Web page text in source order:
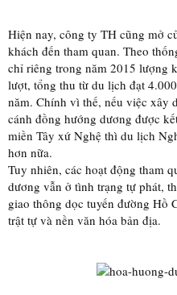
Hiện nay, công ty TH cũng mở
khách đến tham quan. Theo
chỉ riêng trong năm 2015 lượng
lượt, tổng thu từ du lịch đạt
năm. Chính vì thế, nếu việc xây
cánh đồng hướng dương được
miền Tây xứ Nghệ thì du lịch
hơn nữa.
Tuy nhiên, các hoạt động tham
dương vẫn ở tình trạng tự phát,
giao thông dọc tuyến đường Hồ
trật tự và nền văn hóa bản địa.